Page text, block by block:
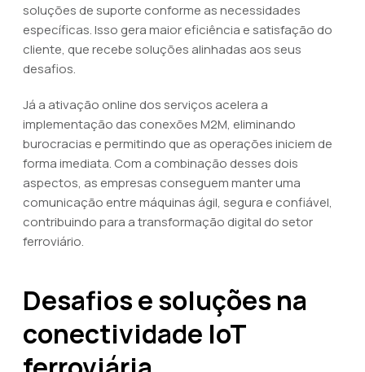
soluções de suporte conforme as necessidades
específicas. Isso gera maior eficiência e satisfação do
cliente, que recebe soluções alinhadas aos seus
desafios.
Já a ativação online dos serviços acelera a
implementação das conexões M2M, eliminando
burocracias e permitindo que as operações iniciem de
forma imediata. Com a combinação desses dois
aspectos, as empresas conseguem manter uma
comunicação entre máquinas ágil, segura e confiável,
contribuindo para a transformação digital do setor
ferroviário.
Desafios e soluções na
conectividade IoT